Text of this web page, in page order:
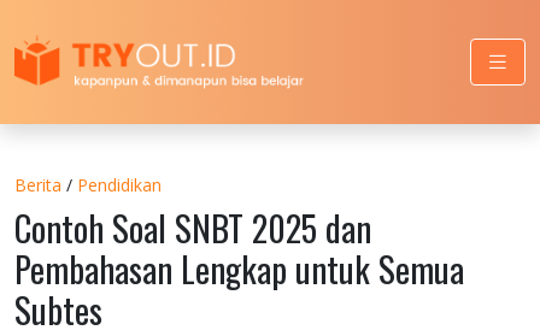
Berita / Pendidikan
Contoh Soal SNBT 2025 dan
Pembahasan Lengkap untuk Semua
Subtes